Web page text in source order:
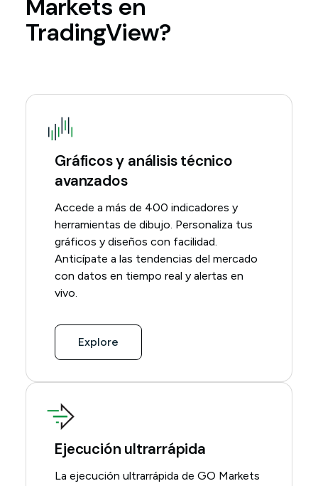
Markets en
TradingView?
Gráficos y análisis técnico
avanzados
Accede a más de 400 indicadores y
herramientas de dibujo. Personaliza tus
gráficos y diseños con facilidad.
Anticípate a las tendencias del mercado
con datos en tiempo real y alertas en
vivo.
Explore
Ejecución ultrarrápida
La ejecución ultrarrápida de GO Markets